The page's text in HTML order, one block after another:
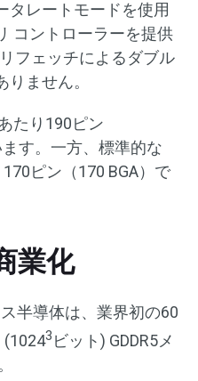
タレートモードを使用
コントローラーを提供
フェッチによるダブル
ません。
たり190ピン
ます。一方、標準的な
ピン（170 BGA）で
業化
半導体は、業界初の60
(10243 ビット) GDDR5メ